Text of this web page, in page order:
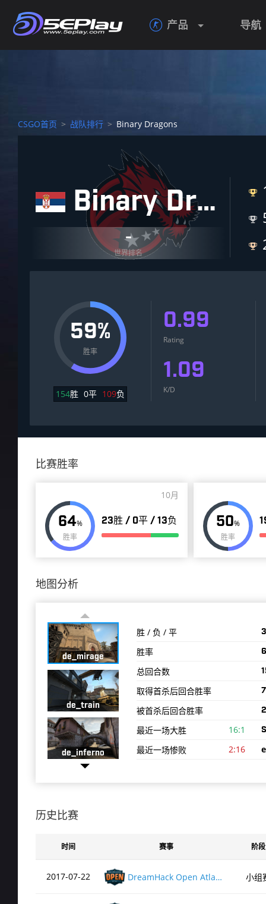
 产品 导航
CSGO首页 > 战队排行 > Binary Dragons
Binary Dragons
-
世界排名



59%
胜率
154胜 0平 109负
0.99
Rating
1.09
K/D
比赛胜率
10月
64%
胜率
23胜 / 0平 / 13负 50%
胜率
地图分析
de_mirage
de_train
de_inferno
de_cbble
胜 / 负 / 平
胜率
总回合数
取得首杀后回合胜率
被首杀后回合胜率
最近一场大胜 16:1
最近一场惨败 2:16
历史比赛
时间 赛事 阶段
2017-07-22 DreamHack Open Atlanta 2017 小组